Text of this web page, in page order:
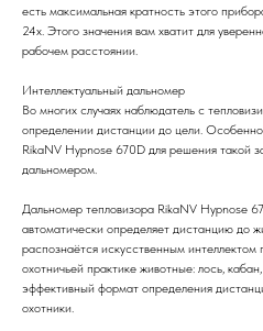
есть максимальная кратность этого
24х. Этого значения вам хватит для
рабочем расстоянии.
Интеллектуальный дальномер
Во многих случаях наблюдатель с
определении дистанции до цели.
RikaNV Hypnose 670D для решения такой
дальномером.
Дальномер тепловизора RikaNV Hypnose
автоматически определяет дистанцию до
распознаётся искусственным
охотничьей практике животные: лось,
эффективный формат определения
охотники.